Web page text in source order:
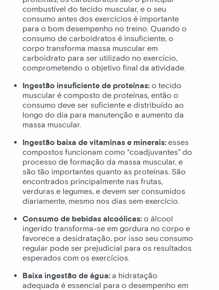
combustível do tecido muscular, e o seu
consumo antes dos exercícios é importante
para o bom desempenho no treino. Quando o
consumo de carboidratos é insuficiente, o
corpo transforma massa muscular em
carboidrato para ser utilizado no exercício,
comprometendo o objetivo final da atividade.
Ingestão insuficiente de proteínas: o tecido
muscular é composto de proteínas, então o
consumo deve ser suficiente e distribuído ao
longo do dia para manutenção e aumento da
massa muscular.
Ingestão baixa de vitaminas e minerais: esses
compostos funcionam como “coadjuvantes” do
processo de formação da massa muscular, e
são tão importantes quanto as proteínas. São
encontrados principalmente nas frutas,
verduras e legumes, e devem ser consumidos
diariamente, mesmo nos dias sem exercício.
Consumo de bebidas alcoólicas: o álcool
ingerido transforma-se em gordura no corpo e
favorece a desidratação, por isso seu consumo
regular pode ser prejudicial para os resultados
esperados com os exercícios.
Baixa ingestão de água: a hidratação
adequada é essencial para o desempenho em